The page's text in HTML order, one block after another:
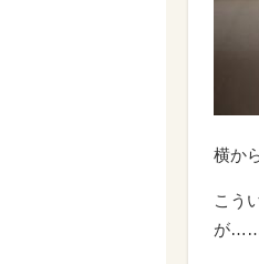
横か
こう
が……